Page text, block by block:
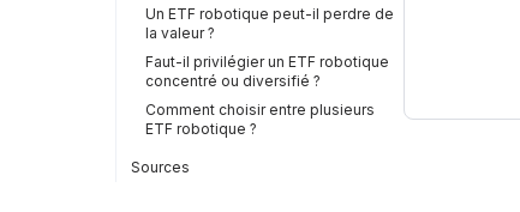
Un ETF robotique peut-il perdre de
la valeur ?
Faut-il privilégier un ETF robotique
concentré ou diversifié ?
Comment choisir entre plusieurs
ETF robotique ?
Sources